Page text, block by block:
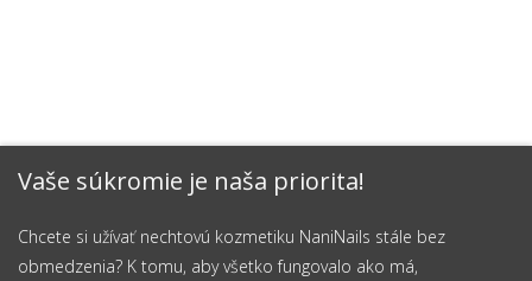
Vaše súkromie je naša priorita!
Chcete si užívať nechtovú kozmetiku NaniNails stále bez
obmedzenia? K tomu, aby všetko fungovalo ako má,